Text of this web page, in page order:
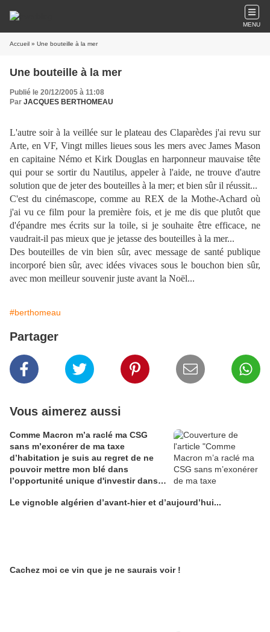
MENU
Accueil » Une bouteille à la mer
Une bouteille à la mer
Publié le 20/12/2005 à 11:08
Par JACQUES BERTHOMEAU
L'autre soir à la veillée sur le plateau des Claparèdes j'ai revu sur
Arte, en VF, Vingt milles lieues sous les mers avec James Mason
en capitaine Némo et Kirk Douglas en harponneur mauvaise tête
qui pour se sortir du Nautilus, appeler à l'aide, ne trouve d'autre
solution que de jeter des bouteilles à la mer; et bien sûr il réussit...
C'est du cinémascope, comme au REX de la Mothe-Achard où
j'ai vu ce film pour la première fois, et je me dis que plutôt que
d'épandre mes écrits sur la toile, si je souhaite être efficace, ne
vaudrait-il pas mieux que je jetasse des bouteilles à la mer...
Des bouteilles de vin bien sûr, avec message de santé publique
incorporé bien sûr, avec idées vivaces sous le bouchon bien sûr,
avec mon meilleur souvenir juste avant la Noël...
#berthomeau
Partager
Vous aimerez aussi
Comme Macron m’a raclé ma CSG
sans m’exonérer de ma taxe
d’habitation je suis au regret de ne
pouvoir mettre mon blé dans
l’opportunité unique d'investir dans
Alain Edouard
Le vignoble algérien d’avant-hier et d’aujourd’hui...
Cachez moi ce vin que je ne saurais voir !